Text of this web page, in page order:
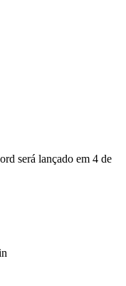
será lançado em 4 de